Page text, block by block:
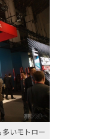
いモトロー